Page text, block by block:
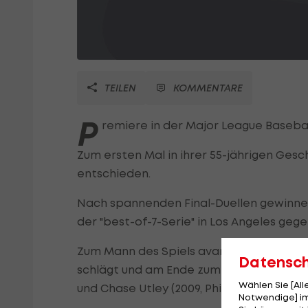
TEILEN KOMMENTARE
P remiere in der Major League
Zum ersten Mal in ihrer 55-jährigen
entschieden.
Nach spannenden Final-Duellen
der "best-of-7-Serie" in Los Angeles
Zum Mann des Spiels avanciert George
schlägt und am Ende zum MVP gekürt
und Chase Utley (2009, Philadelphia
Wählen Sie
Notwendige]